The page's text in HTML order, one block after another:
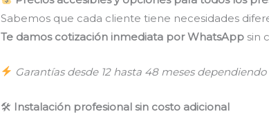
Sabemos que cada cliente tiene necesidades
Te damos cotización inmediata por WhatsApp sin
Garantías desde 12 hasta 48 meses
🛠 Instalación profesional sin costo adicional